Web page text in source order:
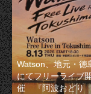
Watson、地元・徳
にてフリーライブ
催 『阿波おどり